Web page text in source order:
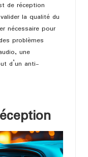
de réception
la qualité du
nécessaire pour
problèmes
une
d’un anti-